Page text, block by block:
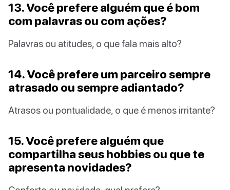
13. Você prefere alguém que é bom
com palavras ou com ações?
Palavras ou atitudes, o que fala mais alto?
14. Você prefere um parceiro sempre
atrasado ou sempre adiantado?
Atrasos ou pontualidade, o que é menos irritante?
15. Você prefere alguém que
compartilha seus hobbies ou que te
apresenta novidades?